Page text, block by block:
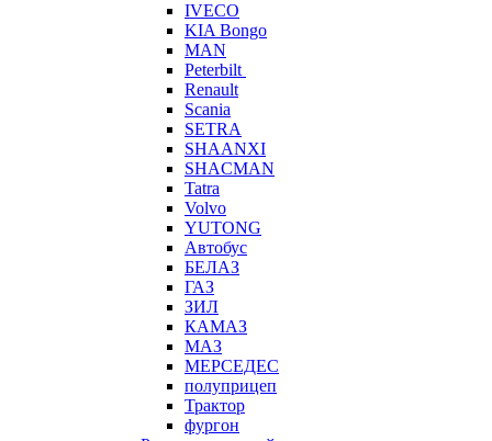
IVECO
KIA Bongo
MAN
Peterbilt
Renault
Scania
SETRA
SHAANXI
SHACMAN
Tatra
Volvo
YUTONG
Автобус
БЕЛАЗ
ГАЗ
ЗИЛ
КАМАЗ
МАЗ
МЕРСЕДЕС
полуприцеп
Трактор
фургон